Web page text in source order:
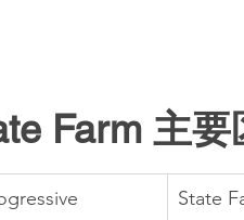
Farm 主要
State